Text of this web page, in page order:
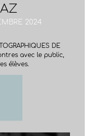
2024
DE
avec le public,
élèves.